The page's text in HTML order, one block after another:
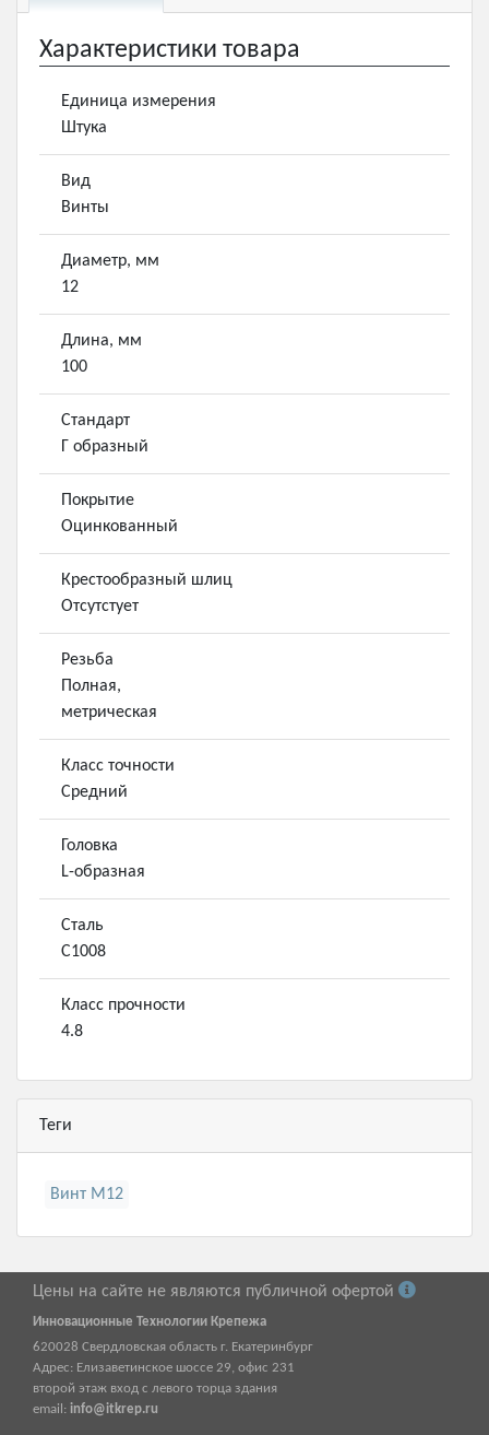
Характеристики товара
Единица измерения
Штука
Вид
Винты
Диаметр, мм
12
Длина, мм
100
Стандарт
Г образный
Покрытие
Оцинкованный
Крестообразный шлиц
Отсутстует
Резьба
Полная,
метрическая
Класс точности
Средний
Головка
L-образная
Сталь
С1008
Класс прочности
4.8
Теги
Винт М12
Цены на сайте не являются публичной офертой
Инновационные Технологии Крепежа
620028 Свердловская область г. Екатеринбург
Адрес: Елизаветинское шоссе 29, офис 231
второй этаж вход с левого торца здания
email: info@itkrep.ru